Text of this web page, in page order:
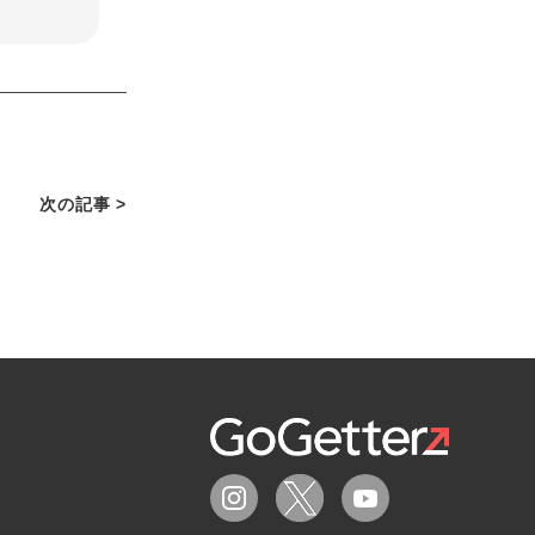
次の記事 >